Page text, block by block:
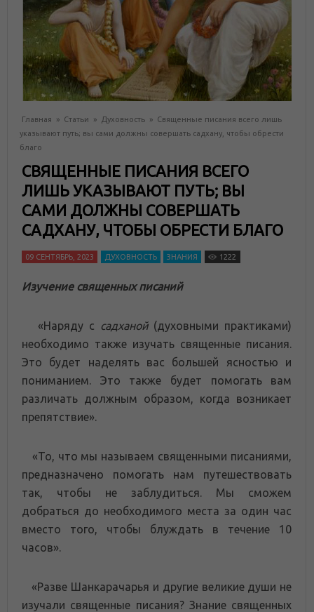
Главная » Статьи » Духовность » Священные писания всего лишь
указывают путь; вы сами должны совершать садхану, чтобы обрести
благо
СВЯЩЕННЫЕ ПИСАНИЯ ВСЕГО
ЛИШЬ УКАЗЫВАЮТ ПУТЬ; ВЫ
САМИ ДОЛЖНЫ СОВЕРШАТЬ
САДХАНУ, ЧТОБЫ ОБРЕСТИ БЛАГО
09 СЕНТЯБРЬ, 2023 ДУХОВНОСТЬ ЗНАНИЯ 1222
Изучение священных писаний
«Наряду с садханой(духовными практиками)
необходимо также изучать священные писания.
Это будет наделять вас большей ясностью и
пониманием. Это также будет помогать вам
различать должным образом, когда возникает
препятствие».
«То, что мы называем священными писаниями,
предназначено помогать нам путешествовать
так, чтобы не заблудиться. Мы сможем
добраться до необходимого места за один час
вместо того, чтобы блуждать в течение 10
часов».
«Разве Шанкарачарья и другие великие души не
изучали священные писания? Знание священных